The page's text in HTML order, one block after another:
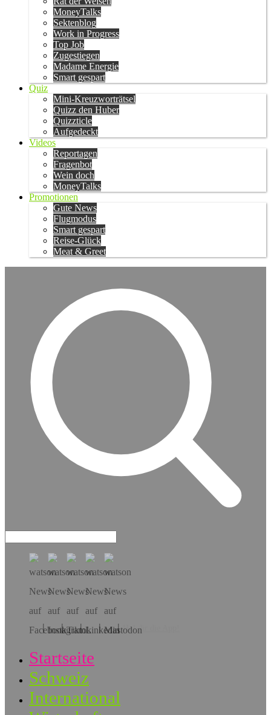
MoneyTalks
Sektenblog
Work in Progress
Top Job
Zugestiegen
Madame Energie
Smart gespart
Quiz
Mini-Kreuzworträtsel
Quizz den Huber
Quizzticle
Aufgedeckt
Videos
Reportagen
Fragenbot
Wein doch
MoneyTalks
Promotionen
Gute News
Flugmodus
Smart gespart
Reise-Glück
Meat & Greet
Hol dir die App!
Startseite
Schweiz
International